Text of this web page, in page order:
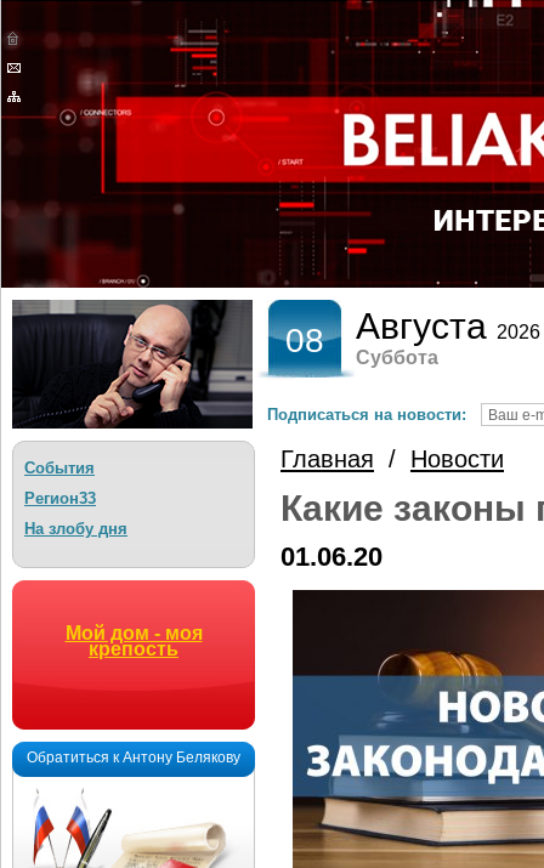
Подписаться на новости:
События
Регион33
На злобу дня
Мой дом - моя
крепость
Обратиться к Антону Белякову
08 Августа 2026
Суббота
Главная / Новости
Какие
01.06.20